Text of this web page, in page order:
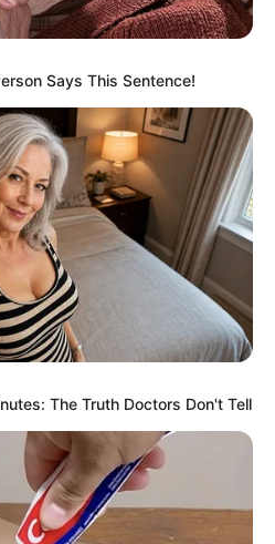
ΟΡΟΙ ΧΡΗΣΗΣ
Says This Sentence!
The Truth Doctors Don't Tell